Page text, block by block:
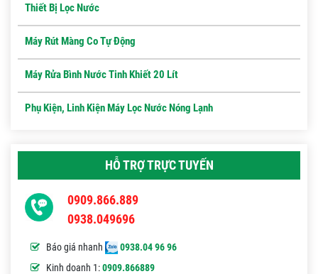
Thiết Bị Lọc Nước
Máy Rút Màng Co Tự Động
Máy Rửa Bình Nước Tinh Khiết 20 Lít
Phụ Kiện, Linh Kiện Máy Lọc Nước Nóng Lạnh
HỖ TRỢ TRỰC TUYẾN
0909.866.889
0938.049696
Báo giá nhanh
0938.04 96 96
Kinh doanh 1:0909.866889